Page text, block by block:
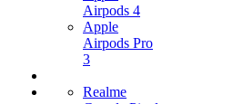
Airpods 4
Apple
Airpods Pro
3
Realme